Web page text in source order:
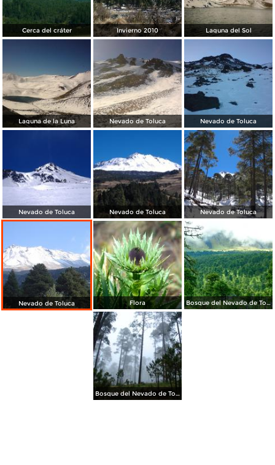
Cerca del cráter Invierno 2010 Laguna del Sol
Laguna de la Luna Nevado de Toluca Nevado de Toluca
Nevado de Toluca Nevado de Toluca Nevado de Toluca
Nevado de Toluca Flora Bosque del Nevado de Toluca
Bosque del Nevado de Toluca